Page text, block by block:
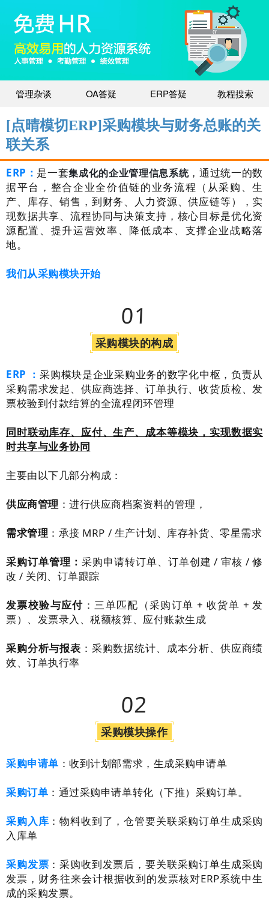
管理杂谈 OA答疑 ERP答疑 教程搜索
[点晴模切ERP]采购模块与财务总账的关
联关系
ERP： 是一套集成化的企业管理信息系统，通过统一的数
据平台，整合企业全价值链的业务流程（从采购、生
产、库存、销售，到财务、人力资源、供应链等），实
现数据共享、流程协同与决策支持，核心目标是优化资
源配置、提升运营效率、降低成本、支撑企业战略落
地。
我们从采购模块开始
01
采购模块的构成
ERP ：采购模块是企业采购业务的数字化中枢，负责从
采购需求发起、供应商选择、订单执行、收货质检、发
票校验到付款结算的全流程闭环管理
同时联动库存、应付、生产、成本等模块，实现数据实
时共享与业务协同
主要由以下几部分构成：
供应商管理 ：进行供应商档案资料的管理，
需求管理 ：承接 MRP / 生产计划、库存补货、零星需求
采购订单管理： 采购申请转订单、订单创建 / 审核 / 修
改 / 关闭、订单跟踪
发票校验与应付 ：三单匹配（采购订单 + 收货单 + 发
票）、发票录入、税额核算、应付账款生成
采购分析与报表 ：采购数据统计、成本分析、供应商绩
效、订单执行率
02
采购模块操作
采购申请单 ：收到计划部需求，生成采购申请单
采购订单 ：通过采购申请单转化（下推）采购订单。
采购入库 ：物料收到了，仓管要关联采购订单生成采购
入库单
采购发票 ：采购收到发票后，要关联采购订单生成采购
发票，财务往来会计根据收到的发票核对ERP系统中生
成的采购发票。